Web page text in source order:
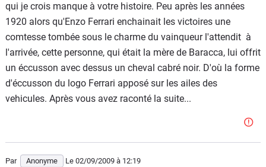
Marques
qui je crois manque à votre histoire. Peu après les années
1920 alors qu'Enzo Ferrari enchainait les victoires une
comtesse tombée sous le charme du vainqueur l'attendit à
l'arrivée, cette personne, qui était la mère de Baracca, lui offrit
un éccusson avec dessus un cheval cabré noir. D'où la forme
d'éccusson du logo Ferrari apposé sur les ailes des
vehicules. Après vous avez raconté la suite...
Par Anonyme Le 02/09/2009 à 12:19